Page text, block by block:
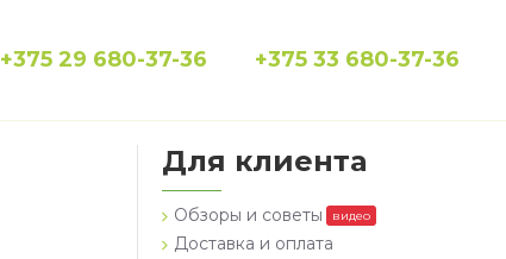
+375 29 680-37-36 +375 33 680-37-36
Для клиента
Обзоры и советы видео
Доставка и оплата